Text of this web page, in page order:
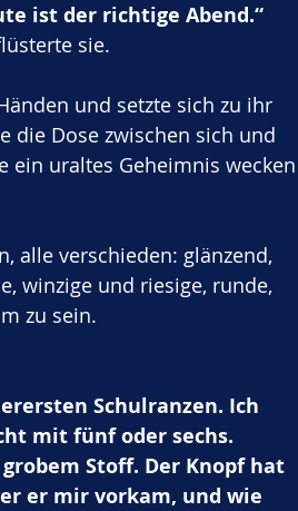
ist der richtige Abend.“
sie.
und setzte sich zu ihr
die Dose zwischen sich und
ein uraltes Geheimnis wecken
alle verschieden: glänzend,
winzige und riesige, runde,
zu sein.
Schulranzen. Ich
mit fünf oder sechs.
Stoff. Der Knopf hat
er mir vorkam, und wie